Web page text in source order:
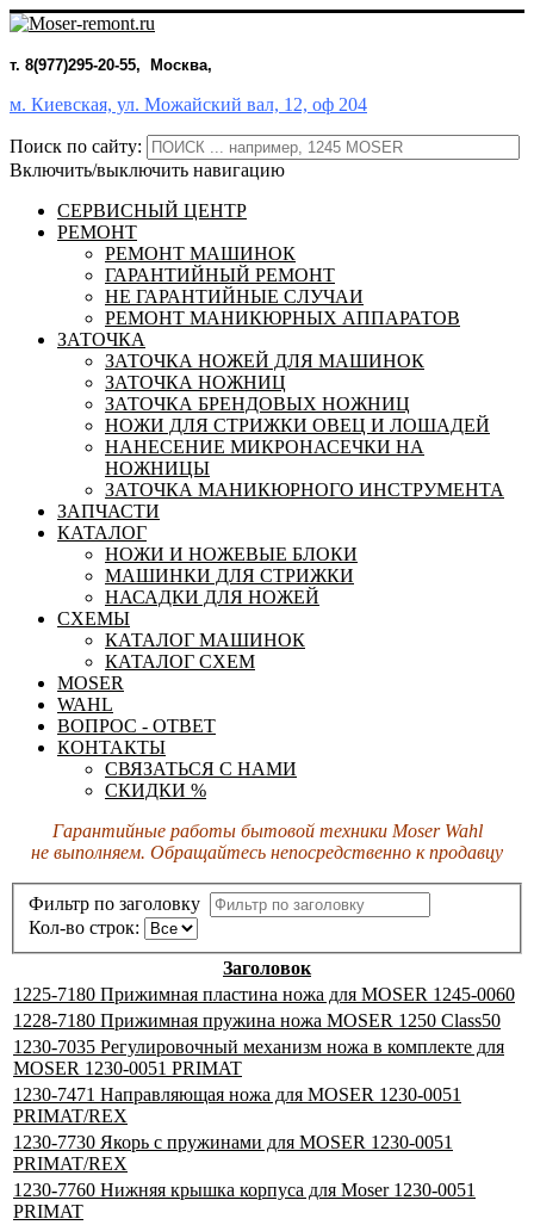
т. 8(977)295-20-55, Москва,
м. Киевская, ул. Можайский вал, 12, оф 204
Поиск по сайту:
Включить/выключить навигацию
СЕРВИСНЫЙ ЦЕНТР
РЕМОНТ
РЕМОНТ МАШИНОК
ГАРАНТИЙНЫЙ РЕМОНТ
НЕ ГАРАНТИЙНЫЕ СЛУЧАИ
РЕМОНТ МАНИКЮРНЫХ АППАРАТОВ
ЗАТОЧКА
ЗАТОЧКА НОЖЕЙ ДЛЯ МАШИНОК
ЗАТОЧКА НОЖНИЦ
ЗАТОЧКА БРЕНДОВЫХ НОЖНИЦ
НОЖИ ДЛЯ СТРИЖКИ ОВЕЦ И ЛОШАДЕЙ
НАНЕСЕНИЕ МИКРОНАСЕЧКИ НА
НОЖНИЦЫ
ЗАТОЧКА МАНИКЮРНОГО ИНСТРУМЕНТА
ЗАПЧАСТИ
КАТАЛОГ
НОЖИ И НОЖЕВЫЕ БЛОКИ
МАШИНКИ ДЛЯ СТРИЖКИ
НАСАДКИ ДЛЯ НОЖЕЙ
СХЕМЫ
КАТАЛОГ МАШИНОК
КАТАЛОГ СХЕМ
MOSER
WAHL
ВОПРОС - ОТВЕТ
КОНТАКТЫ
СВЯЗАТЬСЯ С НАМИ
СКИДКИ %
Гарантийные работы бытовой техники Moser Wahl
не выполняем. Обращайтесь непосредственно к продавцу
Фильтр по заголовку
Кол-во строк:
Заголовок
1225-7180 Прижимная пластина ножа для MOSER 1245-0060
1228-7180 Прижимная пружина ножа MOSER 1250 Class50
1230-7035 Регулировочный механизм ножа в комплекте для
MOSER 1230-0051 PRIMAT
1230-7471 Направляющая ножа для MOSER 1230-0051
PRIMAT/REX
1230-7730 Якорь с пружинами для MOSER 1230-0051
PRIMAT/REX
1230-7760 Нижняя крышка корпуса для Moser 1230-0051
PRIMAT